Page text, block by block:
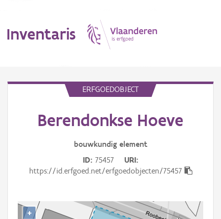
Inventaris
Erfgoedobject
Gebeurtenis
ERFGOEDOBJECT
Berendonkse Hoeve
bouwkundig element
ID 75457
URI
https://id.erfgoed.net/erfgoedobjecten/75457
+